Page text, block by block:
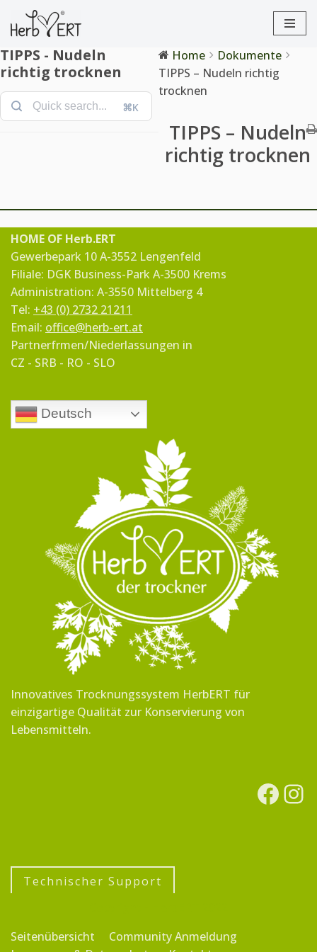
Zum
Inhalt
springen
TIPPS - Nudeln
richtig trocknen
⌘K
Home
Dokumente
TIPPS – Nudeln richtig
trocknen
TIPPS – Nudeln
richtig trocknen
HOME OF Herb.ERT
Gewerbepark 10 A-3552 Lengenfeld
Filiale: DGK Business-Park A-3500 Krems
Administration: A-3550 Mittelberg 4
Tel: +43 (0) 2732 21211
Email: office@herb-ert.at
Partnerfrmen/Niederlassungen in
CZ - SRB - RO - SLO
Deutsch
Innovatives Trocknungssystem HerbERT für
einzigartige Qualität zur Konservierung von
Lebensmitteln.
Technischer Support
Seitenübersicht
Community Anmeldung